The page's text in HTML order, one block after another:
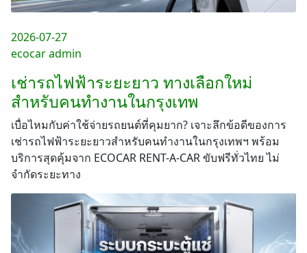
2026-07-27
ecocar admin
เช่ารถไฟฟ้าระยะยาว ทางเลือกใหม่
สำหรับคนทำงานในกรุงเทพ
เบื่อไหมกับค่าใช้จ่ายรถยนต์ที่คุมยาก? เจาะลึกข้อดีของการ
เช่ารถไฟฟ้าระยะยาวสำหรับคนทำงานในกรุงเทพฯ พร้อม
บริการสุดคุ้มจาก ECOCAR RENT-A-CAR ขับฟรีทั่วไทย ไม่
จำกัดระยะทาง